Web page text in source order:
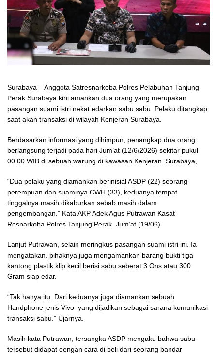
Surabaya – Anggota Satresnarkoba Polres Pelabuhan Tanjung
Perak Surabaya kini amankan dua orang yang merupakan
pasangan suami istri nekat edarkan sabu sabu. Pelaku ditangkap
saat akan transaksi di wilayah Kenjeran Surabaya.
Berdasarkan informasi yang dihimpun, penangkap dua orang
berlangsung terjadi pada hari Jum’at (12/6/2026) sekitar pukul
00.00 WIB di sebuah warung di kawasan Kenjeran. Surabaya,
“Dua pelaku yang diamankan berinisial ASDP (22) seorang
perempuan dan suaminya CWH (33), keduanya tempat
tinggalnya masih dikaburkan sebab masih dalam
pengembangan.” Kata AKP Adek Agus Putrawan Kasat
Resnarkoba Polres Tanjung Perak. Jum’at (19/06).
Lanjut Putrawan, selain meringkus pasangan suami istri ini. Ia
mengatakan, pihaknya juga mengamankan barang bukti tiga
kantong plastik klip kecil berisi sabu seberat 3 Ons atau 300
Gram siap edar.
“Tak hanya itu. Dari keduanya juga diamankan sebuah
Handphone jenis Vivo yang dijadikan sebagai sarana komunikasi
transaksi sabu.” Ujarnya.
Masih kata Putrawan, tersangka ASDP mengaku bahwa sabu
tersebut didapat dengan cara di beli dari seorang bandar